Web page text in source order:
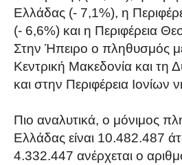
Ελλάδας (- 7,1%), η
(- 6,6%) και η Περιφέρεια
Στην Ήπειρο ο πληθυσμός
Κεντρική Μακεδονία και τη
και στην Περιφέρεια Ιονίων
Πιο αναλυτικά, ο μόνιμος
Ελλάδας είναι 10.482.487
4.332.447 ανέρχεται ο